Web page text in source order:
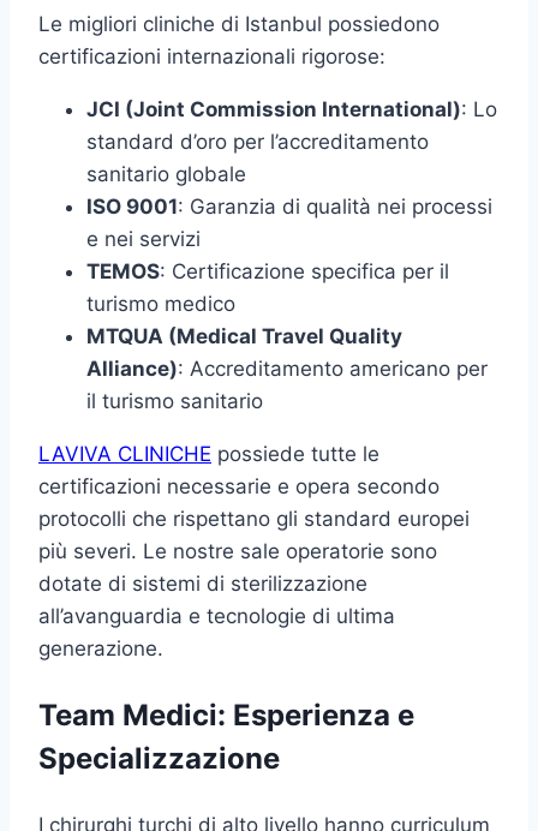
Le migliori cliniche di Istanbul possiedono
certificazioni internazionali rigorose:
JCI (Joint Commission International): Lo
standard d’oro per l’accreditamento
sanitario globale
ISO 9001: Garanzia di qualità nei processi
e nei servizi
TEMOS: Certificazione specifica per il
turismo medico
MTQUA (Medical Travel Quality
Alliance): Accreditamento americano per
il turismo sanitario
LAVIVA CLINICHE possiede tutte le
certificazioni necessarie e opera secondo
protocolli che rispettano gli standard europei
più severi. Le nostre sale operatorie sono
dotate di sistemi di sterilizzazione
all’avanguardia e tecnologie di ultima
generazione.
Team Medici: Esperienza e
Specializzazione
I chirurghi turchi di alto livello hanno curriculum